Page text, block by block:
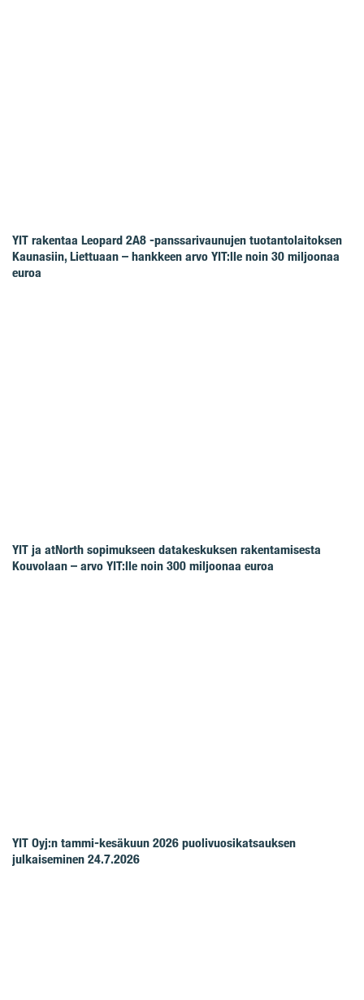
YIT rakentaa Leopard 2A8 -panssarivaunujen tuotantolaitoksen
Kaunasiin, Liettuaan – hankkeen arvo YIT:lle noin 30 miljoonaa
euroa
YIT ja atNorth sopimukseen datakeskuksen rakentamisesta
Kouvolaan – arvo YIT:lle noin 300 miljoonaa euroa
YIT Oyj:n tammi-kesäkuun 2026 puolivuosikatsauksen
julkaiseminen 24.7.2026